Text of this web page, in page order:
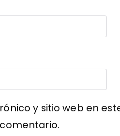
y sitio web en